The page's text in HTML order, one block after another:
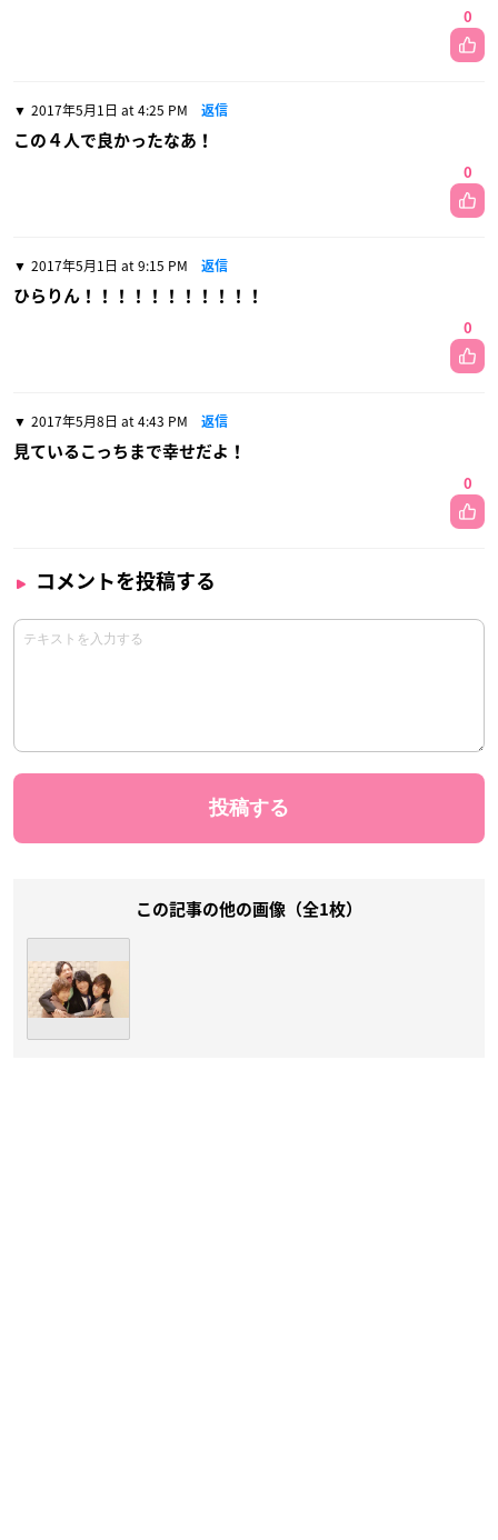
0
2017年5月1日 at 4:25 PM 返信
この４人で良かったなあ！
0
2017年5月1日 at 9:15 PM 返信
ひらりん！！！！！！！！！！！
0
2017年5月8日 at 4:43 PM 返信
見ているこっちまで幸せだよ！
0
コメントを投稿する
この記事の他の画像（全1枚）